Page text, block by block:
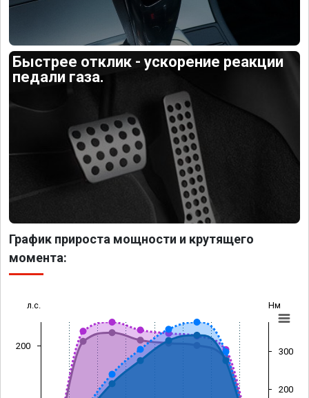
Быстрее отклик - ускорение реакции
педали газа.
График прироста мощности и крутящего
момента:
л.с. Нм
200
200
300